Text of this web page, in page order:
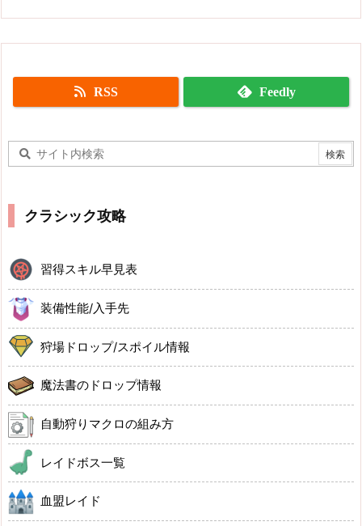
RSS Feedly
クラシック攻略
習得スキル早見表
装備性能/入手先
狩場ドロップ/スポイル情報
魔法書のドロップ情報
自動狩りマクロの組み方
レイドボス一覧
血盟レイド